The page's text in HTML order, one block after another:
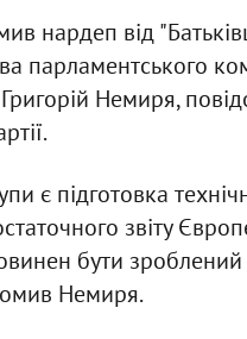
нардеп від
парламентського
Григорій Немиря,
є підготовка
звіту
бути
Немиря.